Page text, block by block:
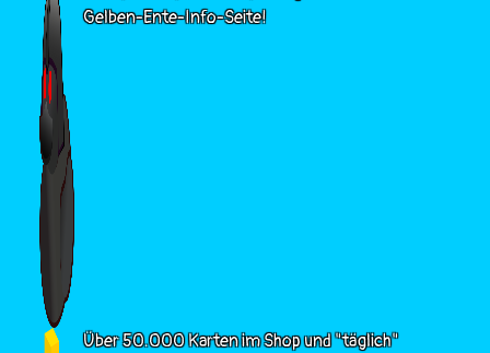
Gelben-Ente-Info-Seite!
Über 50.000 Karten im Shop und "täglich"